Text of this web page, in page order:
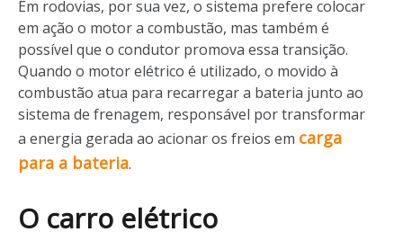
Em rodovias, por sua vez, o sistema prefere colocar
em ação o motor a combustão, mas também é
possível que o condutor promova essa transição.
Quando o motor elétrico é utilizado, o movido à
combustão atua para recarregar a bateria junto ao
sistema de frenagem, responsável por transformar
a energia gerada ao acionar os freios em carga
para a bateria.
O carro elétrico